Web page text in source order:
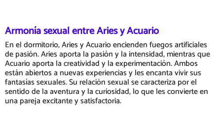
Armonía sexual entre Aries y Acuario
En el dormitorio, Aries y Acuario encienden fuegos artificiales
de pasión. Aries aporta la pasión y la intensidad, mientras que
Acuario aporta la creatividad y la experimentación. Ambos
están abiertos a nuevas experiencias y les encanta vivir sus
fantasías sexuales. Su relación sexual se caracteriza por el
sentido de la aventura y la curiosidad, lo que les convierte en
una pareja excitante y satisfactoria.